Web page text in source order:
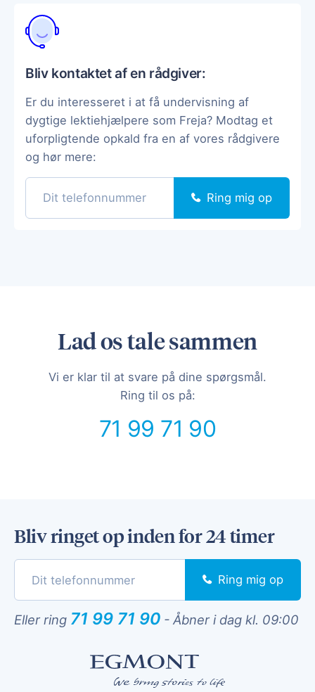
Bliv kontaktet af en rådgiver:
Er du interesseret i at få undervisning af
dygtige lektiehjælpere som Freja? Modtag et
uforpligtende opkald fra en af vores rådgivere
og hør mere:
Ring mig op
Lad os tale sammen
Vi er klar til at svare på dine spørgsmål.
Ring til os på:
71 99 71 90
Bliv ringet op inden for 24 timer
Ring mig op
Eller ring 71 99 71 90 - Åbner i dag kl. 09:00